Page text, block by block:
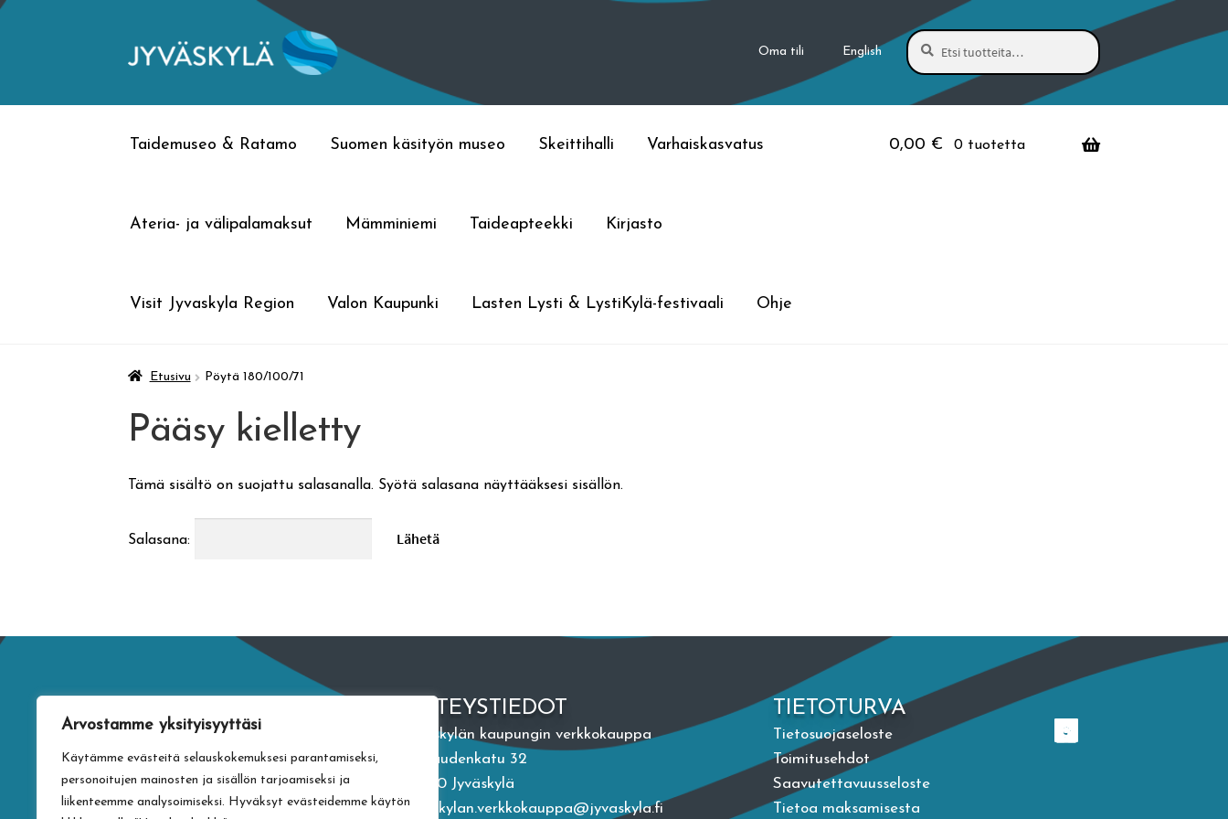
Arvostamme yksityisyyttäsi
Käytämme evästeitä selauskokemuksesi parantamiseksi,
personoitujen mainosten ja sisällön tarjoamiseksi ja
liikenteemme analysoimiseksi. Hyväksyt evästeidemme käytön
Siirry
Siirry
Oma tili English
Etsi:
Haku
Taidemuseo & Ratamo Suomen käsityön museo Skeittihalli Varhaiskasvatus
Ateria- ja välipalamaksut Mämminiemi Taideapteekki Kirjasto
Visit Jyvaskyla Region Valon Kaupunki Lasten Lysti & LystiKylä-festivaali Ohje
0,00 € 0 tuotetta
Etusivu Pöytä 180/100/71
Pääsy kielletty
Tämä sisältö on suojattu salasanalla. Syötä salasana näyttääksesi sisällön.
Salasana:
YHTEYSTIEDOT
Jyväskylän kaupungin verkkokauppa
Vapaudenkatu 32
40100 Jyväskylä
jyvaskylan.verkkokauppa@jyvaskyla.fi
TIETOTURVA
Tietosuojaseloste
Toimitusehdot
Saavutettavuusseloste
Tietoa maksamisesta